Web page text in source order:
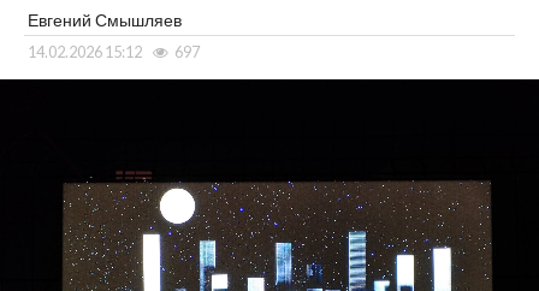
Евгений Смышляев
14.02.2026 15:12 697